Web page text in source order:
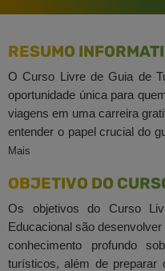
RESUMO
O Curso Livre de Guia de
oportunidade única para
viagens em uma carreira
entender o papel crucial do
Mais
OBJETIVO DO
Os objetivos do Curso
Educacional são
conhecimento profundo
turísticos, além de preparar